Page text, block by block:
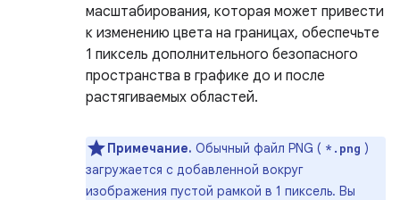
масштабирования, которая может привести
к изменению цвета на границах, обеспечьте
1 пиксель дополнительного безопасного
пространства в графике до и после
растягиваемых областей.
Примечание. Обычный файл PNG ( *.png )
загружается с добавленной вокруг
изображения пустой рамкой в ​​1 пиксель. Вы